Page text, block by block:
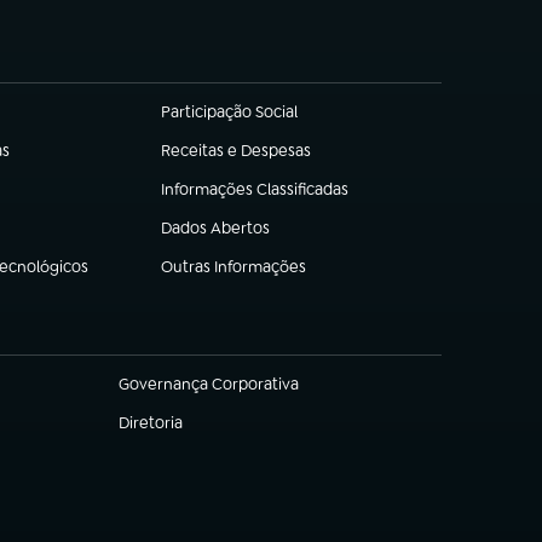
Participação Social
(abre em nova aba)
Receitas e Despesas
(abre em nova aba)
Informações Classificadas
(abre em nova aba)
Dados Abertos
(abre em nova aba)
Outras Informações
(abre em nova aba)
Governança Corporativa
(abre em nova aba)
Diretoria
(abre em nova aba)